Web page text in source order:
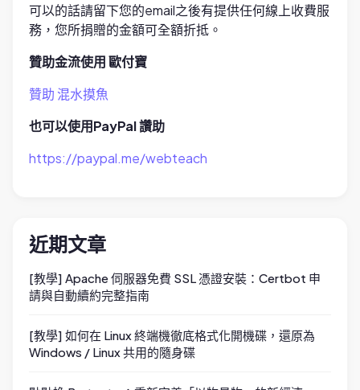
可以的話請留下您的email之後有提供任何線上收費服
務，您所捐贈的金額可全額折抵。
贊助金流使用 歐付寶
贊助 混水摸魚
也可以使用PayPal 讚助
https://paypal.me/webteach
近期文章
[教學] Apache 伺服器免費 SSL 憑證安裝：Certbot 申
請與自動續約完整指南
[教學] 如何在 Linux 終端機徹底格式化開機碟，還原為
Windows / Linux 共用的隨身碟